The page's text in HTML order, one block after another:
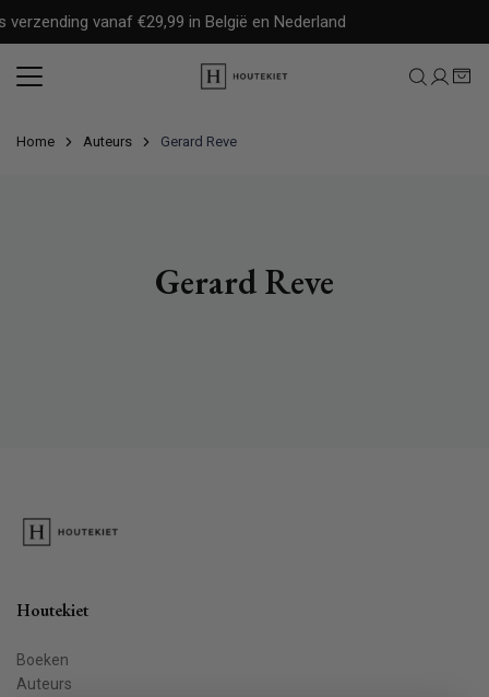
naar
content
vanaf €29,99 in België en Nederland
Home Auteurs Gerard Reve
Gerard Reve
Houtekiet
Boeken
Auteurs